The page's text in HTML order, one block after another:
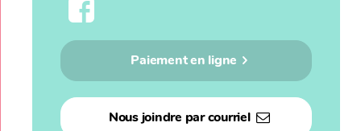
Paiement en ligne
Nous joindre par courriel